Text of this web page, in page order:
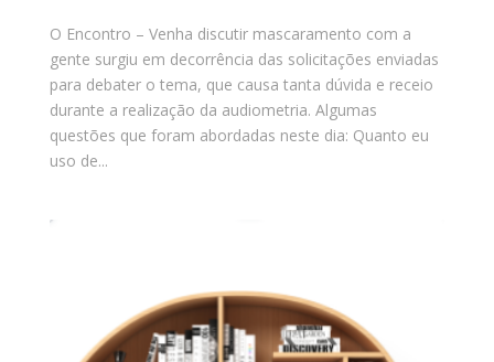
O Encontro – Venha discutir mascaramento com a
gente surgiu em decorrência das solicitações enviadas
para debater o tema, que causa tanta dúvida e receio
durante a realização da audiometria. Algumas
questões que foram abordadas neste dia: Quanto eu
uso de...